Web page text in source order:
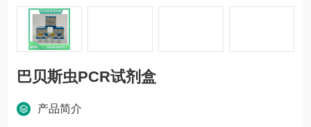
巴贝斯虫PCR试剂盒
产品简介